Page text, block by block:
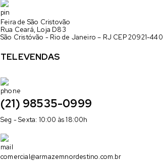
Feira de São Cristovão
Rua Ceará, Loja D83
São Cristóvão - Rio de Janeiro – RJ CEP 20921-440
TELEVENDAS
(21) 98535-0999
Seg - Sexta: 10:00 às 18:00h
comercial@armazemnordestino.com.br